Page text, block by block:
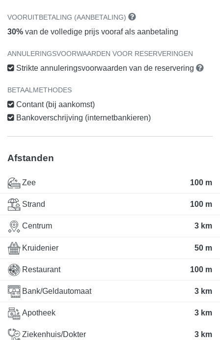
VOORUITBETALING (AANBETALING)
30% van de volledige prijs vooraf als aanbetaling
ANNULERINGSVOORWAARDEN VOOR RESERVERINGEN
Strikte annuleringsvoorwaarden van de reservering
BETAALMETHODES
Contant (bij aankomst)
Bankoverschrijving (internetbankieren)
Afstanden
Zee 100 m
Strand 100 m
Centrum 3 km
Kruidenier 50 m
Restaurant 100 m
Bank/Geldautomaat 3 km
Apotheek 3 km
Ziekenhuis/Dokter 3 km